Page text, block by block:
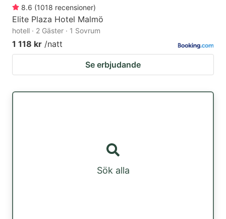
8.6 (1018 recensioner)
Elite Plaza Hotel Malmö
hotell · 2 Gäster · 1 Sovrum
1 118 kr /natt
Se erbjudande
Sök alla